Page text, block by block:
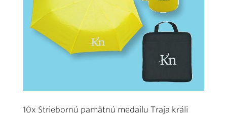
10x Striebornú pamätnú medailu Traja králi